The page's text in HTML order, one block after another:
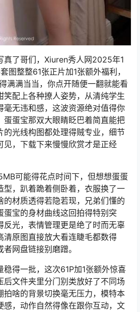
真了哥们，Xiuren秀人网2025年1
图整整61张正片加1张额外福利，
满满当当，你点开随便一翻就能看
笑配上各种撩人姿势，从清纯学生
毫无违和感，这波资源绝对值得你
蛋蛋宝那双大眼睛眨巴着简直能把
的光线构图都处理得贼专业，细节
见，下载下来慢慢欣赏才是正经
可能得花点时间下，但想想蛋蛋
型，趴着跪着侧卧着，衣服换了一
的材质透得若隐若现，兄弟们懂的
蛋宝的身材曲线这回拍得特别突
反光，表情管理更是绝了时而无辜
清原图直接放大看连睫毛都数得
网盘链接别磨蹭。
得一批，这次61P加1张额外惊喜
后文件夹里分门别类放好了不同场
拍啥的背景切换毫无压力，模特本
感，动作自然得像在跟你互动，文